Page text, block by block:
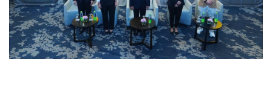
• Infographic
• การเมือง
• ท่องเที่ยว
• กีฬา